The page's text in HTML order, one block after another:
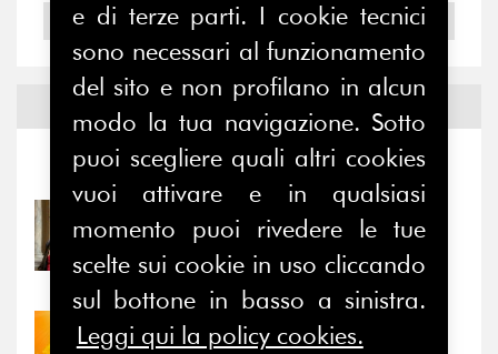
2004
Notizie ed
Notizie-Eventi
31/07/2026
Prima della pausa estiva,
il valore di...
30/07/2026
e di terze parti. I cookie tecnici
sono necessari al funzionamento
del sito e non profilano in alcun
modo la tua navigazione. Sotto
puoi scegliere quali altri cookies
vuoi attivare e in qualsiasi
momento puoi rivedere le tue
scelte sui cookie in uso cliccando
sul bottone in basso a sinistra.
Leggi qui la policy cookies.